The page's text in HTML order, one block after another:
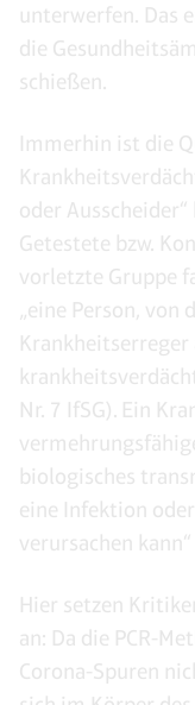
unterwerfen. Das
die
schießen.
Immerhin ist die
oder
Getestete bzw.
vorletzte Gruppe
„eine Person, von
Nr. 7 IfSG). Ein
biologisches
eine Infektion
verursachen kann“
Hier setzen
an: Da die PCR-
Corona-Spuren